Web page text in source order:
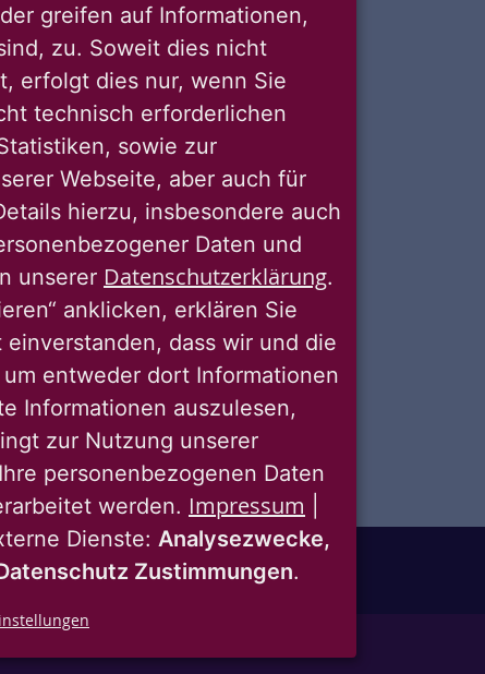
für soziale
alle Menschen -
für breite
sich aktiv für
linkedin
greifen auf Informationen,
zu. Soweit dies nicht
erfolgt dies nur, wenn Sie
technisch erforderlichen
sowie zur
Webseite, aber auch für
hierzu, insbesondere auch
Daten und
unserer Datenschutzerklärung.
anklicken, erklären Sie
dass wir und die
entweder dort Informationen
Informationen auszulesen,
zur Nutzung unserer
personenbezogenen Daten
werden. Impressum
Dienste: Analysezwecke,
Zustimmungen.